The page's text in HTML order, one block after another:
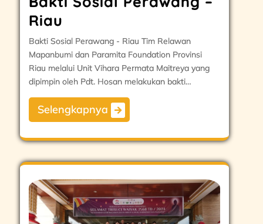
Riau
Bakti Sosial Perawang - Riau Tim Relawan
Mapanbumi dan Paramita Foundation Provinsi
Riau melalui Unit Vihara Permata Maitreya yang
dipimpin oleh Pdt. Hosan melakukan bakti…
Selengkapnya